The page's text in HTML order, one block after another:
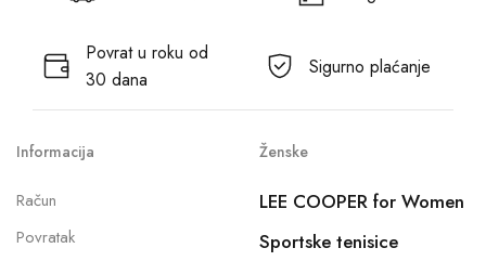
Povrat u roku od
30 dana
Sigurno plaćanje
Informacija
Račun
Povratak
Ženske
LEE COOPER for Women
Sportske tenisice